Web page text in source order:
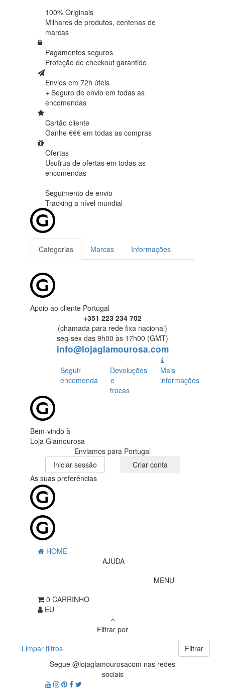
100% Originais
Milhares de produtos, centenas de
marcas
Pagamentos seguros
Proteção de checkout garantido
Envios em 72h úteis
+ Seguro de envio em todas as
encomendas
Cartão cliente
Ganhe €€€ em todas as compras
Ofertas
Usufrua de ofertas em todas as
encomendas
Seguimento de envio
Tracking a nível mundial
Categorias Marcas Informações
Apoio ao cliente Portugal
+351 223 234 702
(chamada para rede fixa nacional)
seg-sex das 9h00 às 17h00 (GMT)
info@lojaglamourosa.com
Seguir
encomenda
Devoluções
e
trocas
Mais
informações
Bem-vindo à
Loja Glamourosa
Enviamos para Portugal
Iniciar sessão
Criar conta
As suas preferências
HOME
AJUDA
MENU
0 CARRINHO
EU
Filtrar por
Limpar filtros
Filtrar
Segue @lojaglamourosacom nas redes
sociais